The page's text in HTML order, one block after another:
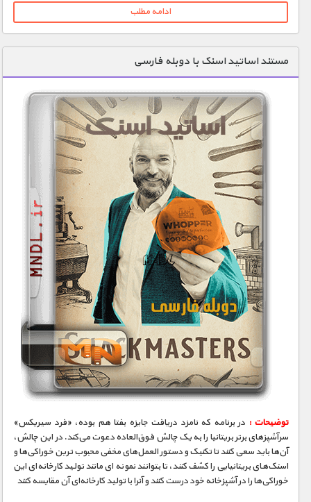
ادامه مطلب
مستند اساتید اسنک با دوبله فارسی
توضیحات : در برنامه که نامزد دریافت جایزه بفتا هم بوده، «فرد سیریکس»
سرآشپزهای برتر بریتانیا را به یک چالش فوق‌العاده دعوت می‌کند. در این چالش،
آن‌ها باید سعی کنند تا تکنیک و دستور العمل‌های مخفی محبوب ترین خوراکی‌ها و
اسنک‌های بریتانیایی را کشف کنند، تا بتوانند نمونه ای مانند تولید کارخانه‌ای این
خوراکی‌ها را در آشپزخانه خود درست کنند و آنرا با تولید کارخانه‌ای آن مقایسه کنند